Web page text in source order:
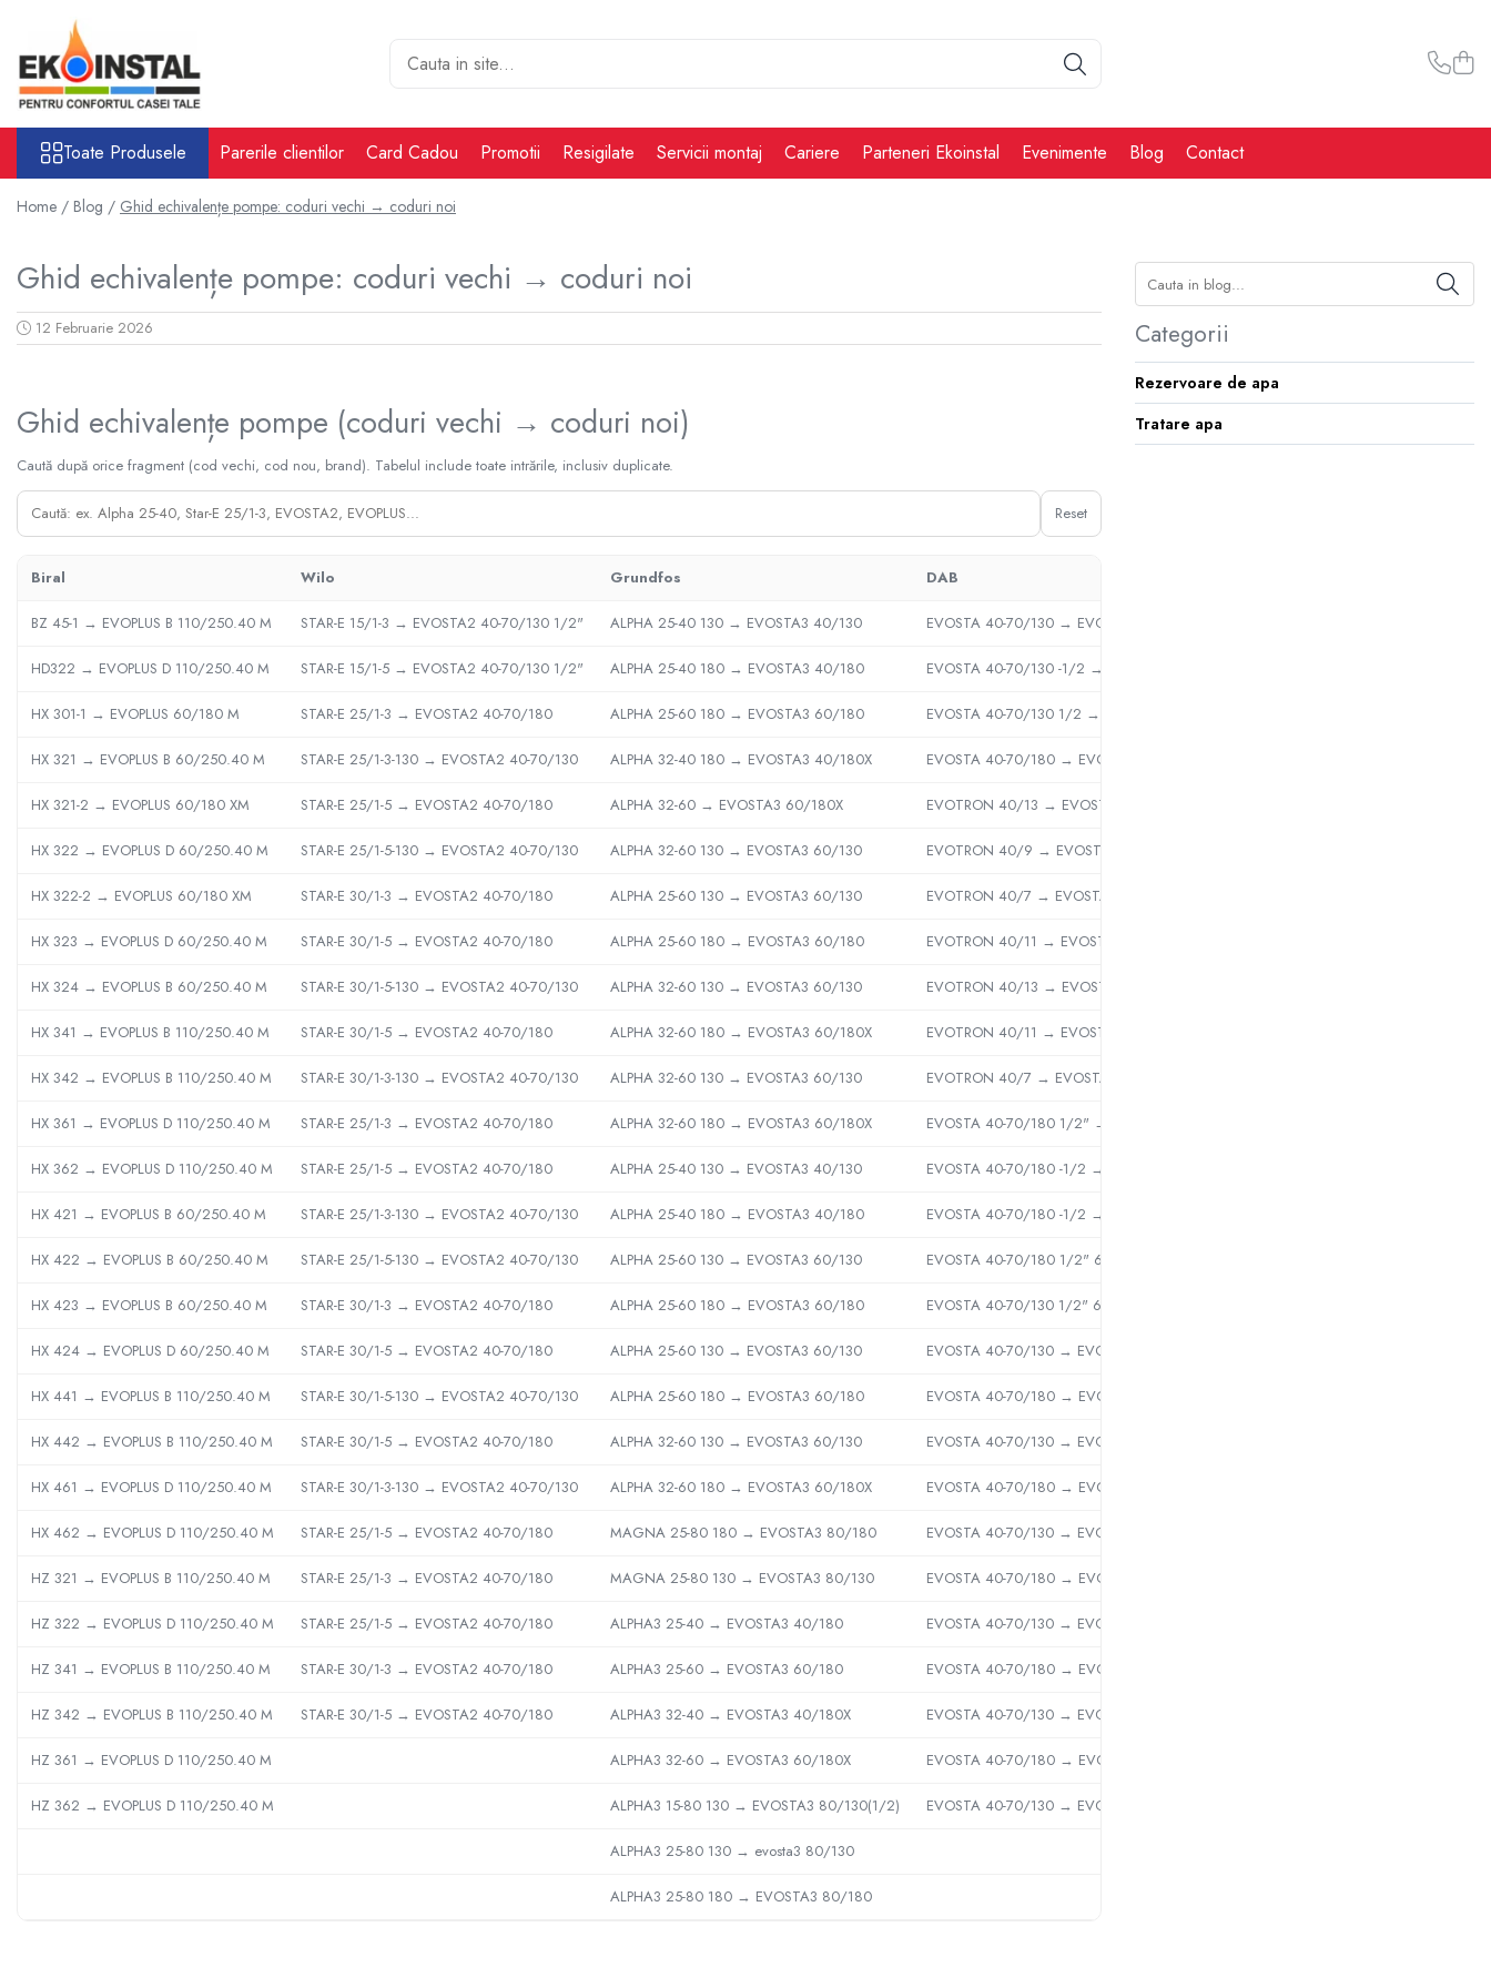
Toate Produsele
Rezervoare Stocare apa Valpurio
Camin pentru put de apa
pluvială, bazine pentru stocare și
irigații
Sisteme-Rezervoare ioni argint
Accesorii cabine put rezervoare
Accesorii Filtre apa
Statii osmoza industriale
Sisteme filtrare apa Debite Mari
Consumabile Statii medii filtrante
Consumabile Statii osmoza
Dedurizatoare Apa
Osmoza inversa rezidential
Accesorii consumabile osmoza
inversa
Ultrafiltrare recomandat pentru
Cartuse si Filtre filtrare apa
Echipamente HORECA
Filtre apa cu purjare
Accesorii consumabile sterilizator
UV
dedurizatoare apa
Accesorii incalzire in pardoseala
Automatizare incalzire in
Kituri incalzire in pardoseala
Cutie distribuitor incalzire in
Distribuitoare incalzire pardoseala
Grup amestec si pompare incalzire
Teava incalzire pardoseala
Accesorii, Piese de Schimb Boilere,
Accesorii, Piese de Schimb Boilere
Piese schimb centrale termice
Pompe de caldura Ariston
Pompe de caldura Panosol
Hidro
Toate Produsele Parerile clientilor Card Cadou Promotii Resigilate Servicii montaj Cariere Parteneri Ekoinstal Evenimente Blog Contact
Home / Blog / Ghid echivalențe pompe: coduri vechi → coduri noi
Ghid echivalențe pompe: coduri vechi → coduri noi
12 Februarie 2026
Ghid echivalențe pompe (coduri vechi → coduri noi)
Caută după orice fragment (cod vechi, cod nou, brand). Tabelul include toate intrările, inclusiv duplicate.
Reset
Biral Wilo Grundfos DAB
BZ 45-1 → EVOPLUS B 110/250.40 M STAR-E 15/1-3 → EVOSTA2 40-70/130 1/2" ALPHA 25-40 130 → EVOSTA3 40/130 EVOSTA 40-70/130 → EVOSTA2 40-70/130
HD322 → EVOPLUS D 110/250.40 M STAR-E 15/1-5 → EVOSTA2 40-70/130 1/2" ALPHA 25-40 180 → EVOSTA3 40/180 EVOSTA 40-70/130 -1/2 → EVOSTA3 60/130(1/2) 60186090
HX 301-1 → EVOPLUS 60/180 M STAR-E 25/1-3 → EVOSTA2 40-70/180 ALPHA 25-60 180 → EVOSTA3 60/180 EVOSTA 40-70/130 1/2 → EVOSTA2 40-70/130 1/2" 60186047
HX 321 → EVOPLUS B 60/250.40 M STAR-E 25/1-3-130 → EVOSTA2 40-70/130 ALPHA 32-40 180 → EVOSTA3 40/180X EVOSTA 40-70/180 → EVOSTA2 40-70/180
HX 321-2 → EVOPLUS 60/180 XM STAR-E 25/1-5 → EVOSTA2 40-70/180 ALPHA 32-60 → EVOSTA3 60/180X EVOTRON 40/13 → EVOSTA2 40-70/130
HX 322 → EVOPLUS D 60/250.40 M STAR-E 25/1-5-130 → EVOSTA2 40-70/130 ALPHA 32-60 130 → EVOSTA3 60/130 EVOTRON 40/9 → EVOSTA2 40-70/130
HX 322-2 → EVOPLUS 60/180 XM STAR-E 30/1-3 → EVOSTA2 40-70/180 ALPHA 25-60 130 → EVOSTA3 60/130 EVOTRON 40/7 → EVOSTA2 40-70/130
HX 323 → EVOPLUS D 60/250.40 M STAR-E 30/1-5 → EVOSTA2 40-70/180 ALPHA 25-60 180 → EVOSTA3 60/180 EVOTRON 40/11 → EVOSTA2 40-70/130
HX 324 → EVOPLUS B 60/250.40 M STAR-E 30/1-5-130 → EVOSTA2 40-70/130 ALPHA 32-60 130 → EVOSTA3 60/130 EVOTRON 40/13 → EVOSTA2 40-70/130
HX 341 → EVOPLUS B 110/250.40 M STAR-E 30/1-5 → EVOSTA2 40-70/180 ALPHA 32-60 180 → EVOSTA3 60/180X EVOTRON 40/11 → EVOSTA2 40-70/130
HX 342 → EVOPLUS B 110/250.40 M STAR-E 30/1-3-130 → EVOSTA2 40-70/130 ALPHA 32-60 130 → EVOSTA3 60/130 EVOTRON 40/7 → EVOSTA2 40-70/130
HX 361 → EVOPLUS D 110/250.40 M STAR-E 25/1-3 → EVOSTA2 40-70/180 ALPHA 32-60 180 → EVOSTA3 60/180X EVOSTA 40-70/180 1/2" → EVOSTA2 40-70/180 1/2"
HX 362 → EVOPLUS D 110/250.40 M STAR-E 25/1-5 → EVOSTA2 40-70/180 ALPHA 25-40 130 → EVOSTA3 40/130 EVOSTA 40-70/180 -1/2 → EVOSTA3 60/180(1/2) 60186088
HX 421 → EVOPLUS B 60/250.40 M STAR-E 25/1-3-130 → EVOSTA2 40-70/130 ALPHA 25-40 180 → EVOSTA3 40/180 EVOSTA 40-70/180 -1/2 → EVOSTA3 60/180(1/2) 60186088
HX 422 → EVOPLUS B 60/250.40 M STAR-E 25/1-5-130 → EVOSTA2 40-70/130 ALPHA 25-60 130 → EVOSTA3 60/130 EVOSTA 40-70/180 1/2" 60186159 → EVOSTA2 40-70/180 1/2"
HX 423 → EVOPLUS B 60/250.40 M STAR-E 30/1-3 → EVOSTA2 40-70/180 ALPHA 25-60 180 → EVOSTA3 60/180 EVOSTA 40-70/130 1/2" 60186158 → EVOSTA2 40-70/130 1/2"
HX 424 → EVOPLUS D 60/250.40 M STAR-E 30/1-5 → EVOSTA2 40-70/180 ALPHA 25-60 130 → EVOSTA3 60/130 EVOSTA 40-70/130 → EVOSTA2 40-70/130
HX 441 → EVOPLUS B 110/250.40 M STAR-E 30/1-5-130 → EVOSTA2 40-70/130 ALPHA 25-60 180 → EVOSTA3 60/180 EVOSTA 40-70/180 → EVOSTA2 40-70/180
HX 442 → EVOPLUS B 110/250.40 M STAR-E 30/1-5 → EVOSTA2 40-70/180 ALPHA 32-60 130 → EVOSTA3 60/130 EVOSTA 40-70/130 → EVOSTA2 40-70/130
HX 461 → EVOPLUS D 110/250.40 M STAR-E 30/1-3-130 → EVOSTA2 40-70/130 ALPHA 32-60 180 → EVOSTA3 60/180X EVOSTA 40-70/180 → EVOSTA2 40-70/180
HX 462 → EVOPLUS D 110/250.40 M STAR-E 25/1-5 → EVOSTA2 40-70/180 MAGNA 25-80 180 → EVOSTA3 80/180 EVOSTA 40-70/130 → EVOSTA2 40-70/130
HZ 321 → EVOPLUS B 110/250.40 M STAR-E 25/1-3 → EVOSTA2 40-70/180 MAGNA 25-80 130 → EVOSTA3 80/130 EVOSTA 40-70/180 → EVOSTA2 40-70/180
HZ 322 → EVOPLUS D 110/250.40 M STAR-E 25/1-5 → EVOSTA2 40-70/180 ALPHA3 25-40 → EVOSTA3 40/180 EVOSTA 40-70/130 → EVOSTA2 40-70/130
HZ 341 → EVOPLUS B 110/250.40 M STAR-E 30/1-3 → EVOSTA2 40-70/180 ALPHA3 25-60 → EVOSTA3 60/180 EVOSTA 40-70/180 → EVOSTA2 40-70/180
HZ 342 → EVOPLUS B 110/250.40 M STAR-E 30/1-5 → EVOSTA2 40-70/180 ALPHA3 32-40 → EVOSTA3 40/180X EVOSTA 40-70/130 → EVOSTA2 40-70/130
HZ 361 → EVOPLUS D 110/250.40 M ALPHA3 32-60 → EVOSTA3 60/180X EVOSTA 40-70/180 → EVOSTA2 40-70/180
HZ 362 → EVOPLUS D 110/250.40 M ALPHA3 15-80 130 → EVOSTA3 80/130(1/2) EVOSTA 40-70/130 → EVOSTA2 40-70/130
ALPHA3 25-80 130 → evosta3 80/130
ALPHA3 25-80 180 → EVOSTA3 80/180
Categorii
Rezervoare de apa
Tratare apa